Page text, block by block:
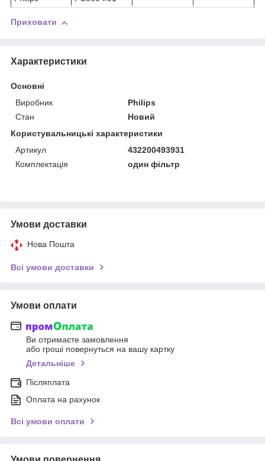
Приховати
Характеристики
Основні
Виробник
Philips
Стан
Новий
Користувальницькі характеристики
Артикул
432200493931
Комплектація
один фільтр
Умови доставки
Нова Пошта
Всі умови доставки
Умови оплати
Ви отримаєте замовлення
або гроші повернуться на вашу картку
Детальніше
Післяплата
Оплата на рахунок
Всі умови оплати